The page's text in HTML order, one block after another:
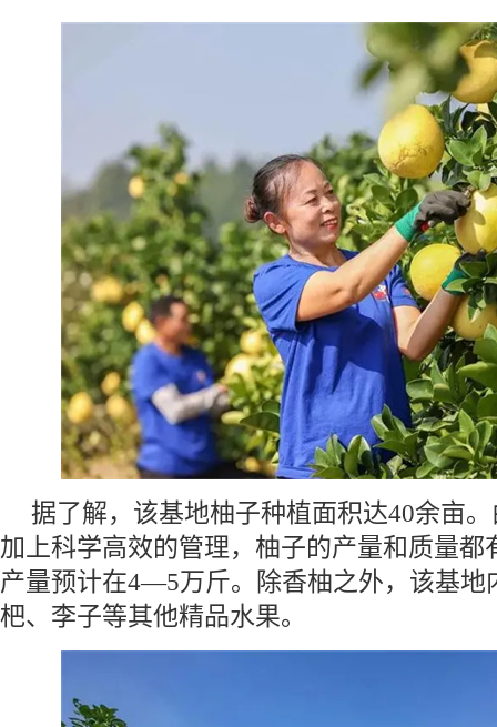
据了解，该基地柚子种植面积达40余亩
加上科学高效的管理，柚子的产量和质量都
产量预计在4—5万斤。除香柚之外，该基地
杷、李子等其他精品水果。